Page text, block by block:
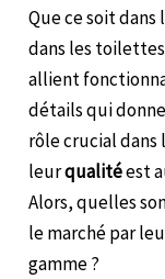
Que ce soit dans
dans les
allient
détails qui
rôle crucial dans
leurqualitéest
Alors, quelles
le marché par
gamme ?